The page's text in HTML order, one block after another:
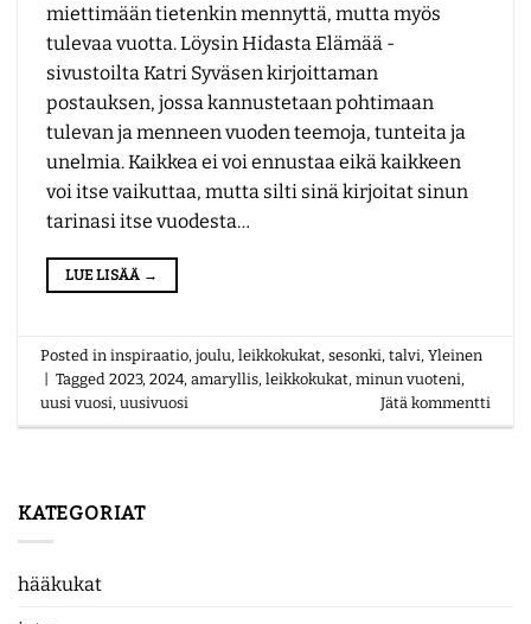
KATEGORIAT
hääkukat
miettimään tietenkin mennyttä, mutta myös
tulevaa vuotta. Löysin Hidasta Elämää -
sivustoilta Katri Syväsen kirjoittaman
postauksen, jossa kannustetaan pohtimaan
tulevan ja menneen vuoden teemoja, tunteita ja
unelmia. Kaikkea ei voi ennustaa eikä kaikkeen
voi itse vaikuttaa, mutta silti sinä kirjoitat sinun
tarinasi itse vuodesta…
LUE LISÄÄ →
Posted ininspiraatio,joulu,leikkokukat,sesonki,talvi,Yleinen
Tagged2023,2024,amaryllis,leikkokukat,minun vuoteni,
uusi vuosi,uusivuosi Jätä kommentti